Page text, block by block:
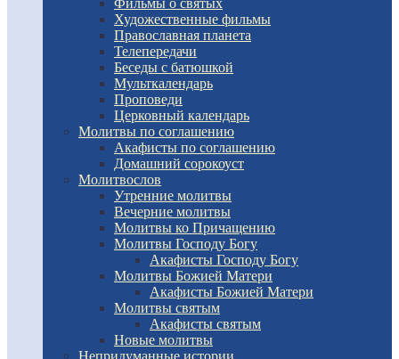
Фильмы о святых
Художественные фильмы
Православная планета
Телепередачи
Беседы с батюшкой
Мульткалендарь
Проповеди
Церковный календарь
Молитвы по соглашению
Акафисты по соглашению
Домашний сорокоуст
Молитвослов
Утренние молитвы
Вечерние молитвы
Молитвы ко Причащению
Молитвы Господу Богу
Акафисты Господу Богу
Молитвы Божией Матери
Акафисты Божией Матери
Молитвы святым
Акафисты святым
Новые молитвы
Непридуманные истории